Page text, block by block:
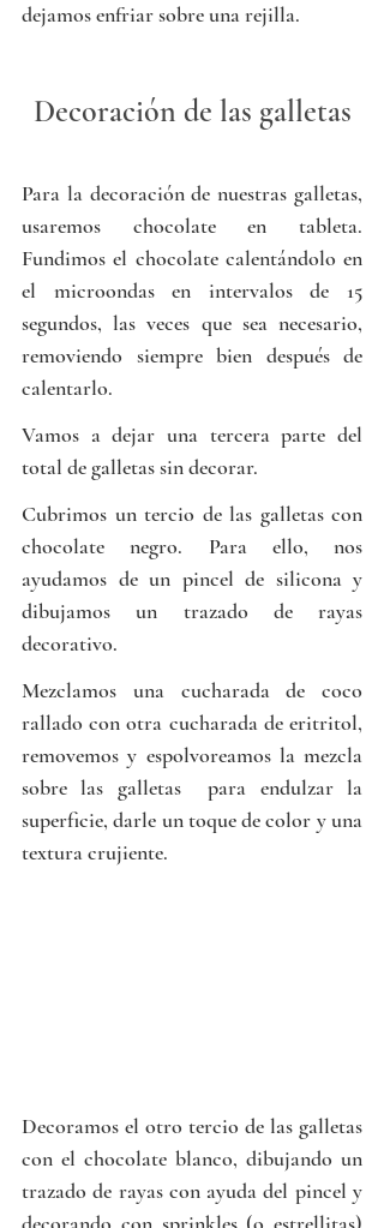
dejamos enfriar sobre una rejilla.
Decoración de las galletas
Para la decoración de nuestras galletas,
usaremos chocolate en tableta.
Fundimos el chocolate calentándolo en
el microondas en intervalos de 15
segundos, las veces que sea necesario,
removiendo siempre bien después de
calentarlo.
Vamos a dejar una tercera parte del
total de galletas sin decorar.
Cubrimos un tercio de las galletas con
chocolate negro. Para ello, nos
ayudamos de un pincel de silicona y
dibujamos un trazado de rayas
decorativo.
Mezclamos una cucharada de coco
rallado con otra cucharada de eritritol,
removemos y espolvoreamos la mezcla
sobre las galletas  para endulzar la
superficie, darle un toque de color y una
textura crujiente.
Decoramos el otro tercio de las galletas
con el chocolate blanco, dibujando un
trazado de rayas con ayuda del pincel y